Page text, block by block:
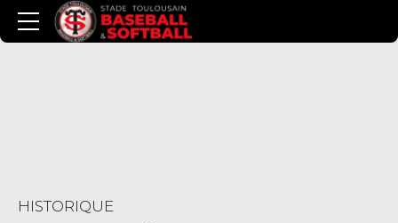
HISTORIQUE